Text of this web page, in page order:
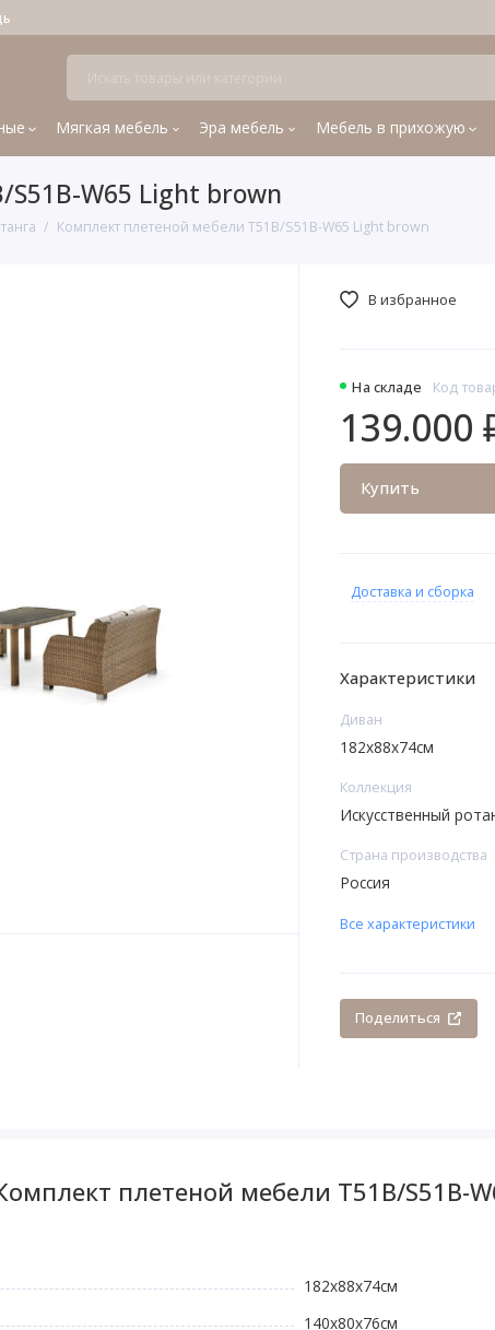
Мягкая мебель Эра мебель Мебель в прихожую
W65 Light brown
Комплект плетеной мебели T51B/S51B-W65 Light brown
На складе Код
139.000
Купить
В избранное
Доставка и сборка
Характеристики
Диван
182x88x74см
Коллекция
Искусственный
Страна производства
Россия
Все характеристики
Поделиться
плетеной мебели T51B/S51B-
182x88x74см
140х80x76см